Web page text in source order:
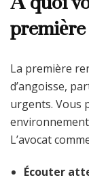
La première
d’angoisse,
urgents. Vous
L’avocat
Écouter